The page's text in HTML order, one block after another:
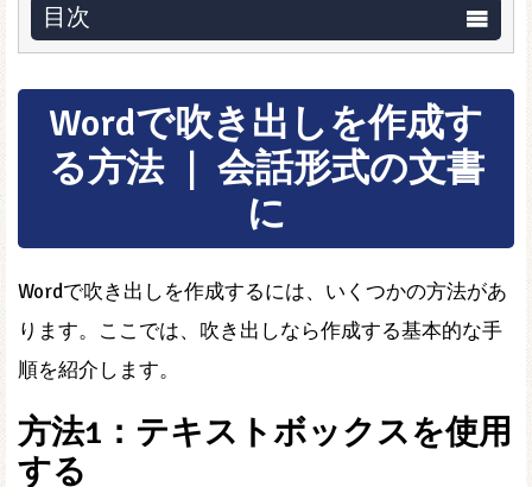
目次
Wordで吹き出しを作成す
る方法 ｜ 会話形式の文書
に
Wordで吹き出しを作成するには、いくつかの方法があ
ります。ここでは、吹き出しなら作成する基本的な手
順を紹介します。
方法1：テキストボックスを使用
する